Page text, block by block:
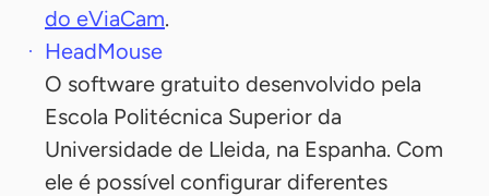
do eViaCam.
HeadMouse
O software gratuito desenvolvido pela
Escola Politécnica Superior da
Universidade de Lleida, na Espanha. Com
ele é possível configurar diferentes